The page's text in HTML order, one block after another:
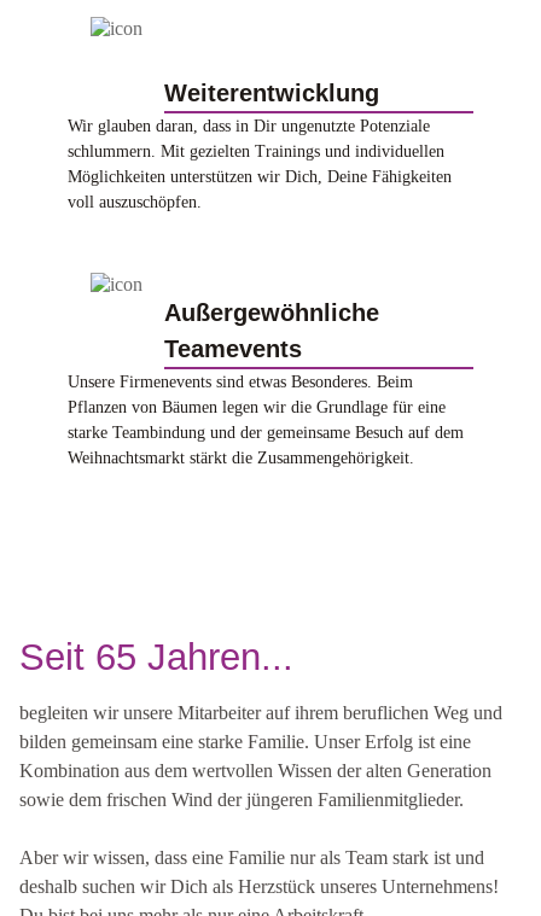
Weiterentwicklung
Wir glauben daran, dass in Dir ungenutzte Potenziale
schlummern. Mit gezielten Trainings und individuellen
Möglichkeiten unterstützen wir Dich, Deine Fähigkeiten
voll auszuschöpfen.
Außergewöhnliche
Teamevents
Unsere Firmenevents sind etwas Besonderes. Beim
Pflanzen von Bäumen legen wir die Grundlage für eine
starke Teambindung und der gemeinsame Besuch auf dem
Weihnachtsmarkt stärkt die Zusammengehörigkeit.
Seit 65 Jahren...
begleiten wir unsere Mitarbeiter auf ihrem beruflichen Weg und
bilden gemeinsam eine starke Familie. Unser Erfolg ist eine
Kombination aus dem wertvollen Wissen der alten Generation
sowie dem frischen Wind der jüngeren Familienmitglieder.
Aber wir wissen, dass eine Familie nur als Team stark ist und
deshalb suchen wir Dich als Herzstück unseres Unternehmens!